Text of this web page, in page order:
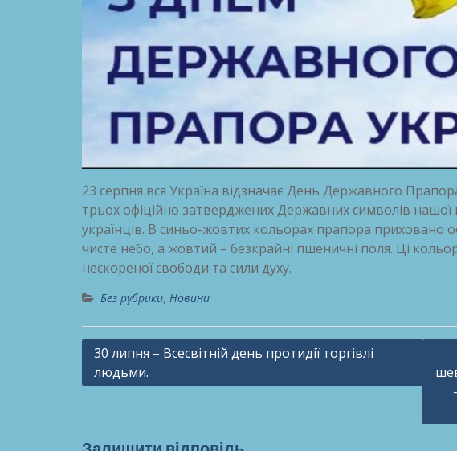
23 серпня вся Україна відзначає День Державного
трьох офіційно затверджених Державних символів нашої
українців. В синьо-жовтих кольорах прапора приховано
чисте небо, а жовтий – безкрайні пшеничні поля. Ці
нескореної свободи та сили духу.
Без рубрики, Новини
Навігація
записів
30 липня – Всесвітній день протидії торгівлі
людьми.